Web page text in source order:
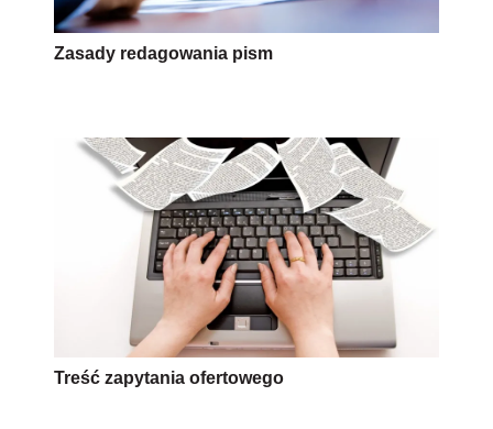
Zasady redagowania pism
Treść zapytania ofertowego